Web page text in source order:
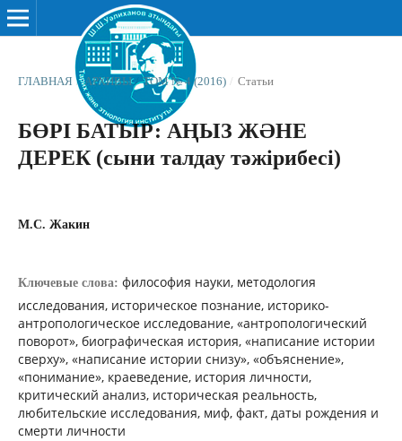
ГЛАВНАЯ / АРХИВЫ / ТОМ № 4 (2016) / Статьи
БӨРІ БАТЫР: АҢЫЗ ЖƏНЕ
ДЕРЕК (сыни талдау тәжірибесі)
М.С. Жакин
Ключевые слова: философия науки, методология
исследования, историческое познание, историко-
антропологическое исследование, «антропологический
поворот», биографическая история, «написание истории
сверху», «написание истории снизу», «объяснение»,
«понимание», краеведение, история личности,
критический анализ, историческая реальность,
любительские исследования, миф, факт, даты рождения и
смерти личности